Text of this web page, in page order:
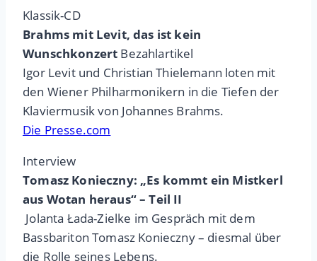
Klassik-CD
Brahms mit Levit, das ist kein
Wunschkonzert Bezahlartikel
Igor Levit und Christian Thielemann loten mit
den Wiener Philharmonikern in die Tiefen der
Klaviermusik von Johannes Brahms.
Die Presse.com
Interview
Tomasz Konieczny: „Es kommt ein Mistkerl
aus Wotan heraus“ – Teil II
Jolanta Łada-Zielke im Gespräch mit dem
Bassbariton Tomasz Konieczny – diesmal über
die Rolle seines Lebens.